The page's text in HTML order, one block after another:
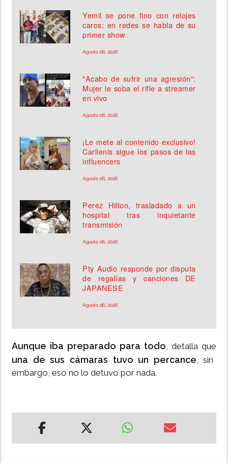
Yemil se pone fino con relojes
caros; en redes se habla de su
primer show
Agosto 06, 2026
"Acabo de sufrir una agresión":
Mujer le soba el rifle a streamer
en vivo
Agosto 06, 2026
¡Le mete al contenido exclusivo!
Carlienis sigue los pasos de las
influencers
Agosto 06, 2026
Perez Hilton, trasladado a un
hospital tras inquietante
transmisión
Agosto 06, 2026
Pty Audio responde por disputa
de regalías y canciones DE
JAPANESE
Agosto 06, 2026
Aunque iba preparado para todo, detalla que
una de sus cámaras tuvo un percance, sin
embargo, eso no lo detuvo por nada.